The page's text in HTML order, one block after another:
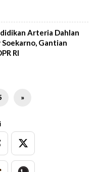
Arteria Dahlan
Soekarno, Gantian
RI
»